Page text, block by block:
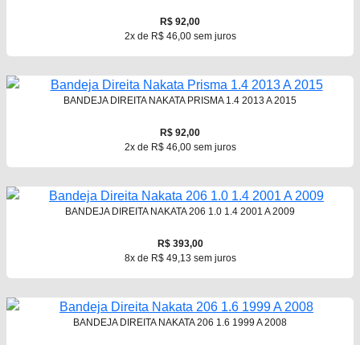
R$ 92,00
2x de R$ 46,00 sem juros
BANDEJA DIREITA NAKATA PRISMA 1.4 2013 A 2015
R$ 92,00
2x de R$ 46,00 sem juros
BANDEJA DIREITA NAKATA 206 1.0 1.4 2001 A 2009
R$ 393,00
8x de R$ 49,13 sem juros
BANDEJA DIREITA NAKATA 206 1.6 1999 A 2008